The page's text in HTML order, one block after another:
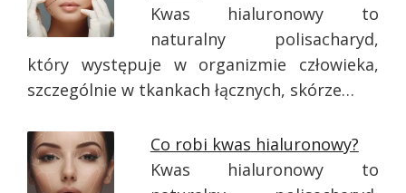
Kwas hialuronowy to
naturalny polisacharyd,
który występuje w organizmie człowieka,
szczególnie w tkankach łącznych, skórze…
Co robi kwas hialuronowy?
Kwas hialuronowy to